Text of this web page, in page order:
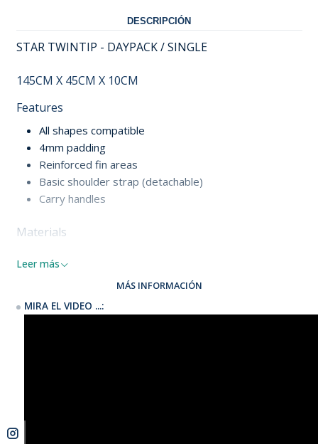
DESCRIPCIÓN
STAR TWINTIP - DAYPACK / SINGLE
145CM X 45CM X 10CM
Features
All shapes compatible
4mm padding
Reinforced fin areas
Basic shoulder strap (detachable)
Carry handles
Materials
PVC coated 420D Polyester
Leer más
MÁS INFORMACIÓN
MIRA EL VIDEO ...: